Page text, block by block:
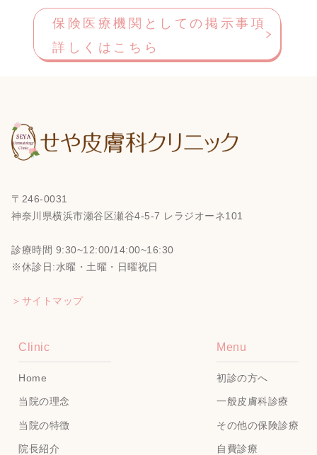
保険医療機関としての掲示事項
詳しくはこちら
〒246-0031
神奈川県横浜市瀬谷区瀬谷4-5-7 レラジオーネ101
診療時間 9:30~12:00/14:00~16:30
※休診日:水曜・土曜・日曜祝日
＞サイトマップ
Clinic
Home
当院の理念
当院の特徴
院長紹介
Menu
初診の方へ
一般皮膚科診療
その他の保険診療
自費診療